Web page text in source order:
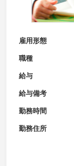
雇用形態
職種
給与
給与備考
勤務時間
勤務住所